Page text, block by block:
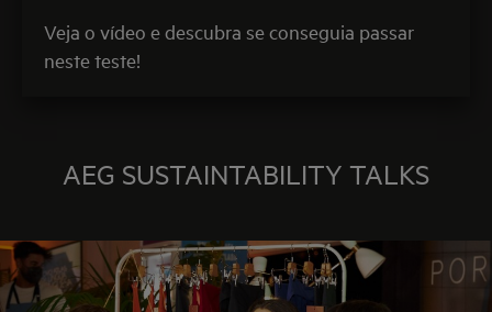
Veja o vídeo e descubra se conseguia passar
neste teste!
AEG SUSTAINTABILITY TALKS